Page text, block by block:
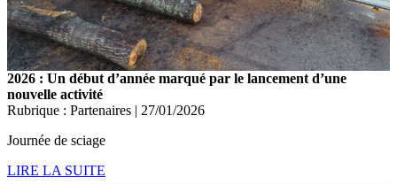
2026 : Un début d’année marqué par le lancement d’une
nouvelle activité
Rubrique : Partenaires | 27/01/2026
Journée de sciage
LIRE LA SUITE